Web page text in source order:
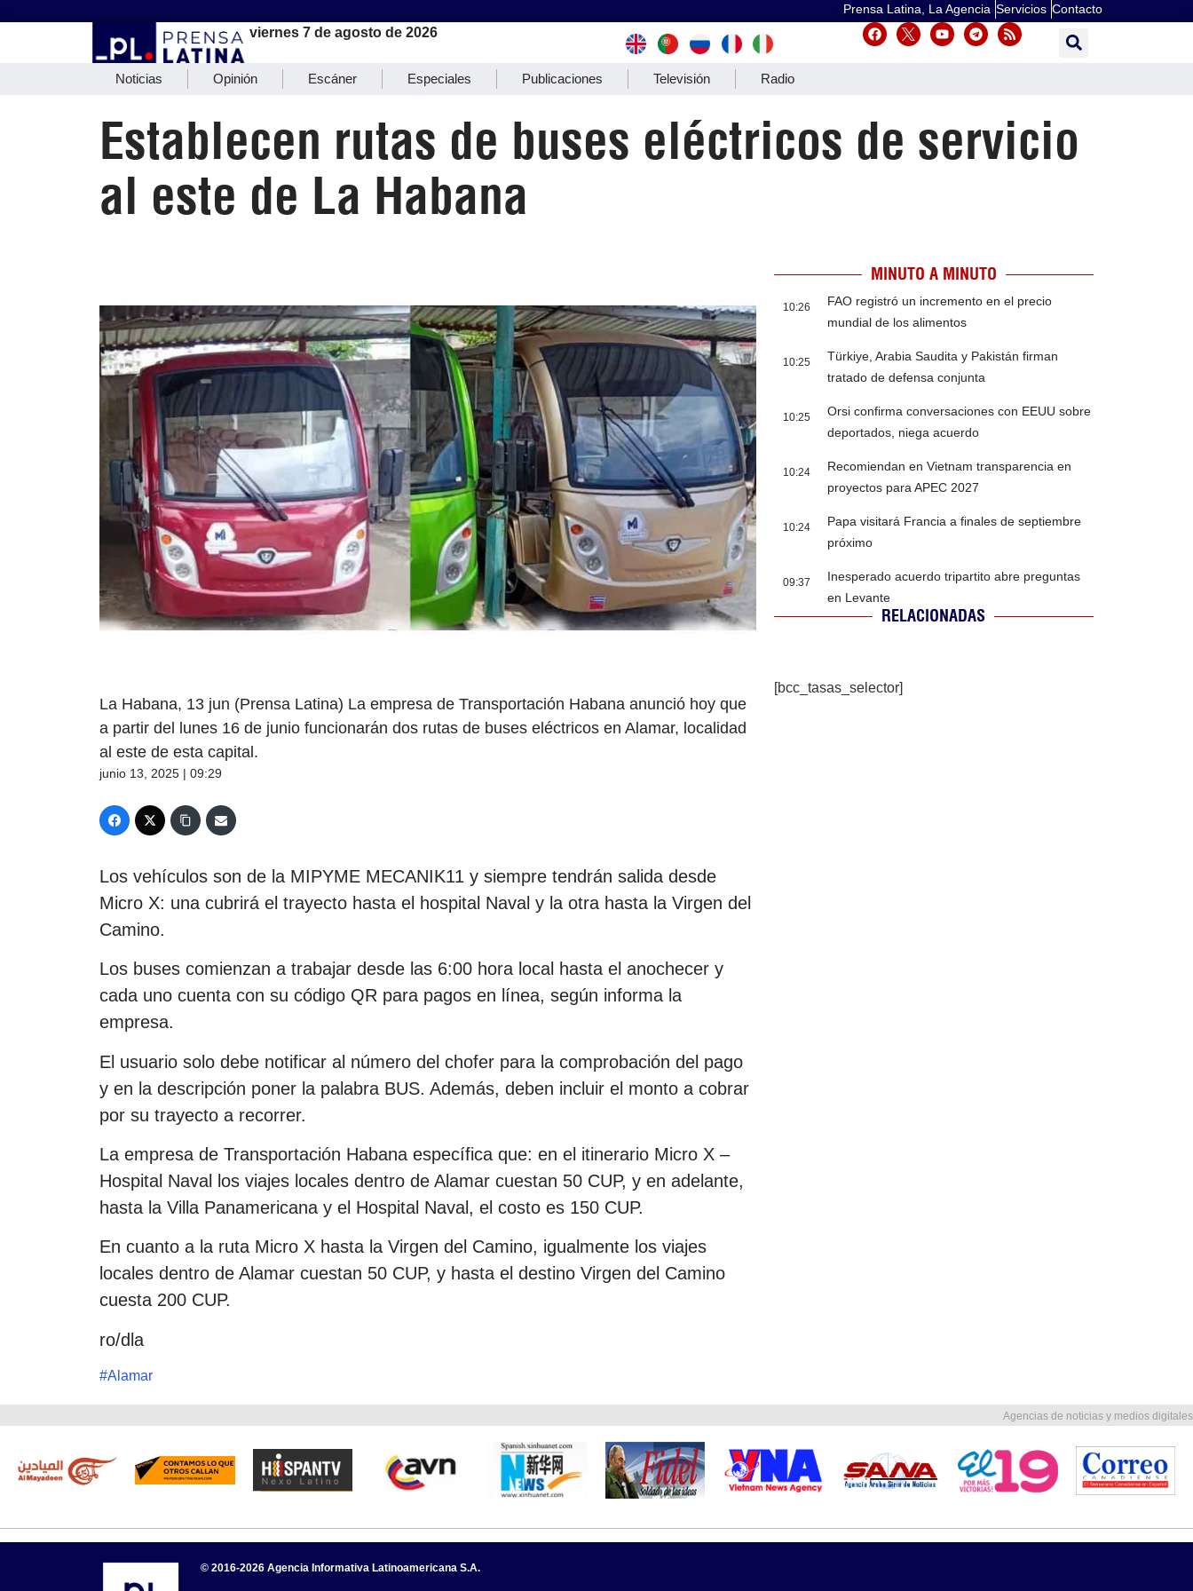
Prensa Latina, La Agencia Servicios Contacto
viernes 7 de agosto de 2026
Noticias Opinión Escáner Especiales Publicaciones Televisión Radio
Establecen rutas de buses eléctricos de servicio
al este de La Habana
La Habana, 13 jun (Prensa Latina) La empresa de Transportación Habana anunció hoy que
a partir del lunes 16 de junio funcionarán dos rutas de buses eléctricos en Alamar, localidad
al este de esta capital.
junio 13, 2025 | 09:29
Los vehículos son de la MIPYME MECANIK11 y siempre tendrán salida desde
Micro X: una cubrirá el trayecto hasta el hospital Naval y la otra hasta la Virgen del
Camino.
Los buses comienzan a trabajar desde las 6:00 hora local hasta el anochecer y
cada uno cuenta con su código QR para pagos en línea, según informa la
empresa.
El usuario solo debe notificar al número del chofer para la comprobación del pago
y en la descripción poner la palabra BUS. Además, deben incluir el monto a cobrar
por su trayecto a recorrer.
La empresa de Transportación Habana específica que: en el itinerario Micro X –
Hospital Naval los viajes locales dentro de Alamar cuestan 50 CUP, y en adelante,
hasta la Villa Panamericana y el Hospital Naval, el costo es 150 CUP.
En cuanto a la ruta Micro X hasta la Virgen del Camino, igualmente los viajes
locales dentro de Alamar cuestan 50 CUP, y hasta el destino Virgen del Camino
cuesta 200 CUP.
ro/dla
#Alamar
MINUTO A MINUTO
10:26
FAO registró un incremento en el precio
mundial de los alimentos
10:25
Türkiye, Arabia Saudita y Pakistán firman
tratado de defensa conjunta
10:25
Orsi confirma conversaciones con EEUU sobre
deportados, niega acuerdo
10:24
Recomiendan en Vietnam transparencia en
proyectos para APEC 2027
10:24
Papa visitará Francia a finales de septiembre
próximo
09:37
Inesperado acuerdo tripartito abre preguntas
en Levante
RELACIONADAS
[bcc_tasas_selector]
Agencias de noticias y medios digitales
© 2016-2026 Agencia Informativa Latinoamericana S.A.